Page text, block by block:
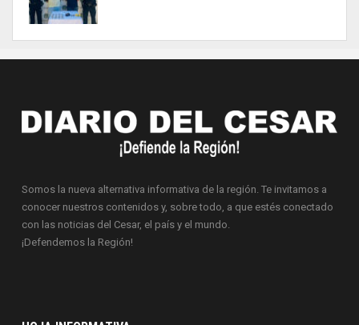
Somos la nueva alternativa informativa de la región. Te invitamos a
conocer nuestros contenidos y, sobre todo, a que estés conectado
con las noticias del Cesar, el país y el mundo.
¡Defendemos la Región!